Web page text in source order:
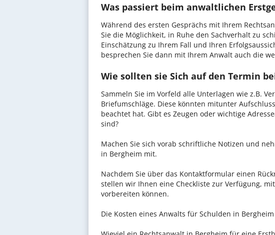
Was passiert beim anwaltlichen
Während des ersten Gesprächs mit Ihrem
Sie die Möglichkeit, in Ruhe den Sachverhalt zu
Einschätzung zu Ihrem Fall und Ihren
besprechen Sie dann mit Ihrem Anwalt auch die
Wie sollten sie Sich auf den Termin
Sammeln Sie im Vorfeld alle Unterlagen wie z.B.
Briefumschläge. Diese könnten mitunter
beachtet hat. Gibt es Zeugen oder wichtige
sind?
Machen Sie sich vorab schriftliche Notizen und
in Bergheim mit.
Nachdem Sie über das Kontaktformular einen
stellen wir Ihnen eine Checkliste zur Verfügung,
vorbereiten können.
Die Kosten eines Anwalts für Schulden in